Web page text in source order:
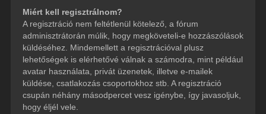
Miért kell regisztrálnom?
A regisztráció nem feltétlenül kötelező, a fórum
adminisztrátorán múlik, hogy megköveteli-e hozzászólások
küldéséhez. Mindemellett a regisztrációval plusz
lehetőségek is elérhetővé válnak a számodra, mint például
avatar használata, privát üzenetek, illetve e-mailek
küldése, csatlakozás csoportokhoz stb. A regisztráció
csupán néhány másodpercet vesz igénybe, így javasoljuk,
hogy éljél vele.